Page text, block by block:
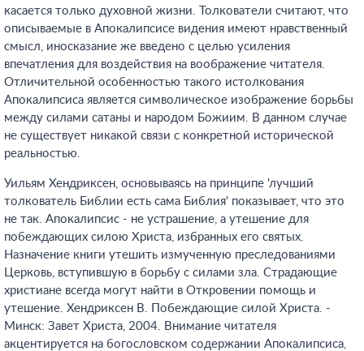
касается только духовной жизни. Толкователи считают, что
описываемые в Апокалипсисе видения имеют нравственный
смысл, иносказание же введено с целью усиления
впечатления для воздействия на воображение читателя.
Отличительной особенностью такого истолкования
Апокалипсиса является символическое изображение борьбы
между силами сатаны и народом Божиим. В данном случае
не существует никакой связи с конкретной исторической
реальностью.
Уильям Хендриксен, основываясь на принципе 'лучший
толкователь Библии есть сама Библия' показывает, что это
не так. Апокалипсис - не устрашение, а утешение для
побеждающих силою Христа, избранных его святых.
Назначение книги утешить измученную преследованиями
Церковь, вступившую в борьбу с силами зла. Страдающие
христиане всегда могут найти в Откровении помощь и
утешение. Хендриксен В. Побеждающие силой Христа. -
Минск: Завет Христа, 2004. Внимание читателя
акцентируется на богословском содержании Апокалипсиса,